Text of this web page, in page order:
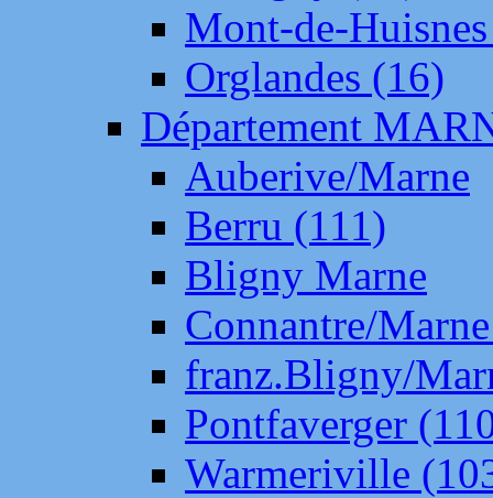
Mont-de-
Orglandes (16)
Département
Auberive/Marne
Berru (111)
Bligny Marne
Connantre/
franz.Bligny/
Pontfaverger
Warmeriville